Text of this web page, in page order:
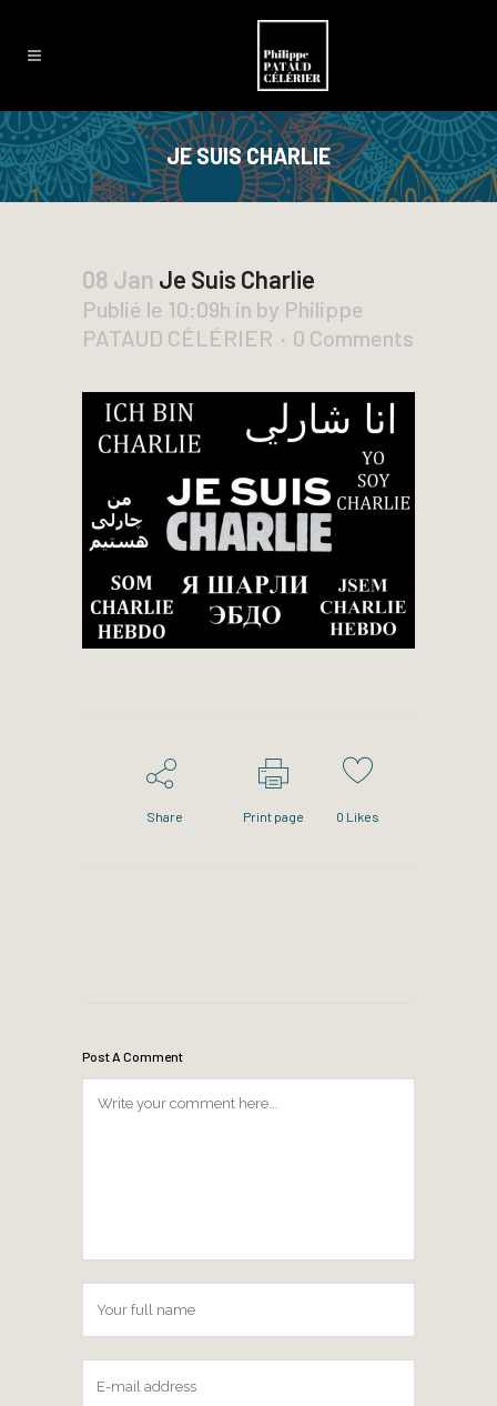
JE SUIS CHARLIE
08 Jan Je Suis Charlie
Publié le 10:09h in by Philippe
PATAUD CÉLÉRIER
0 Comments
Share Print page 0 Likes
Post A Comment